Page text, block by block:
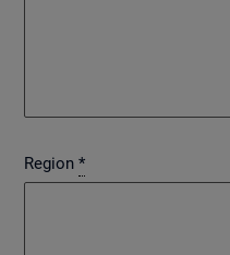
Region *